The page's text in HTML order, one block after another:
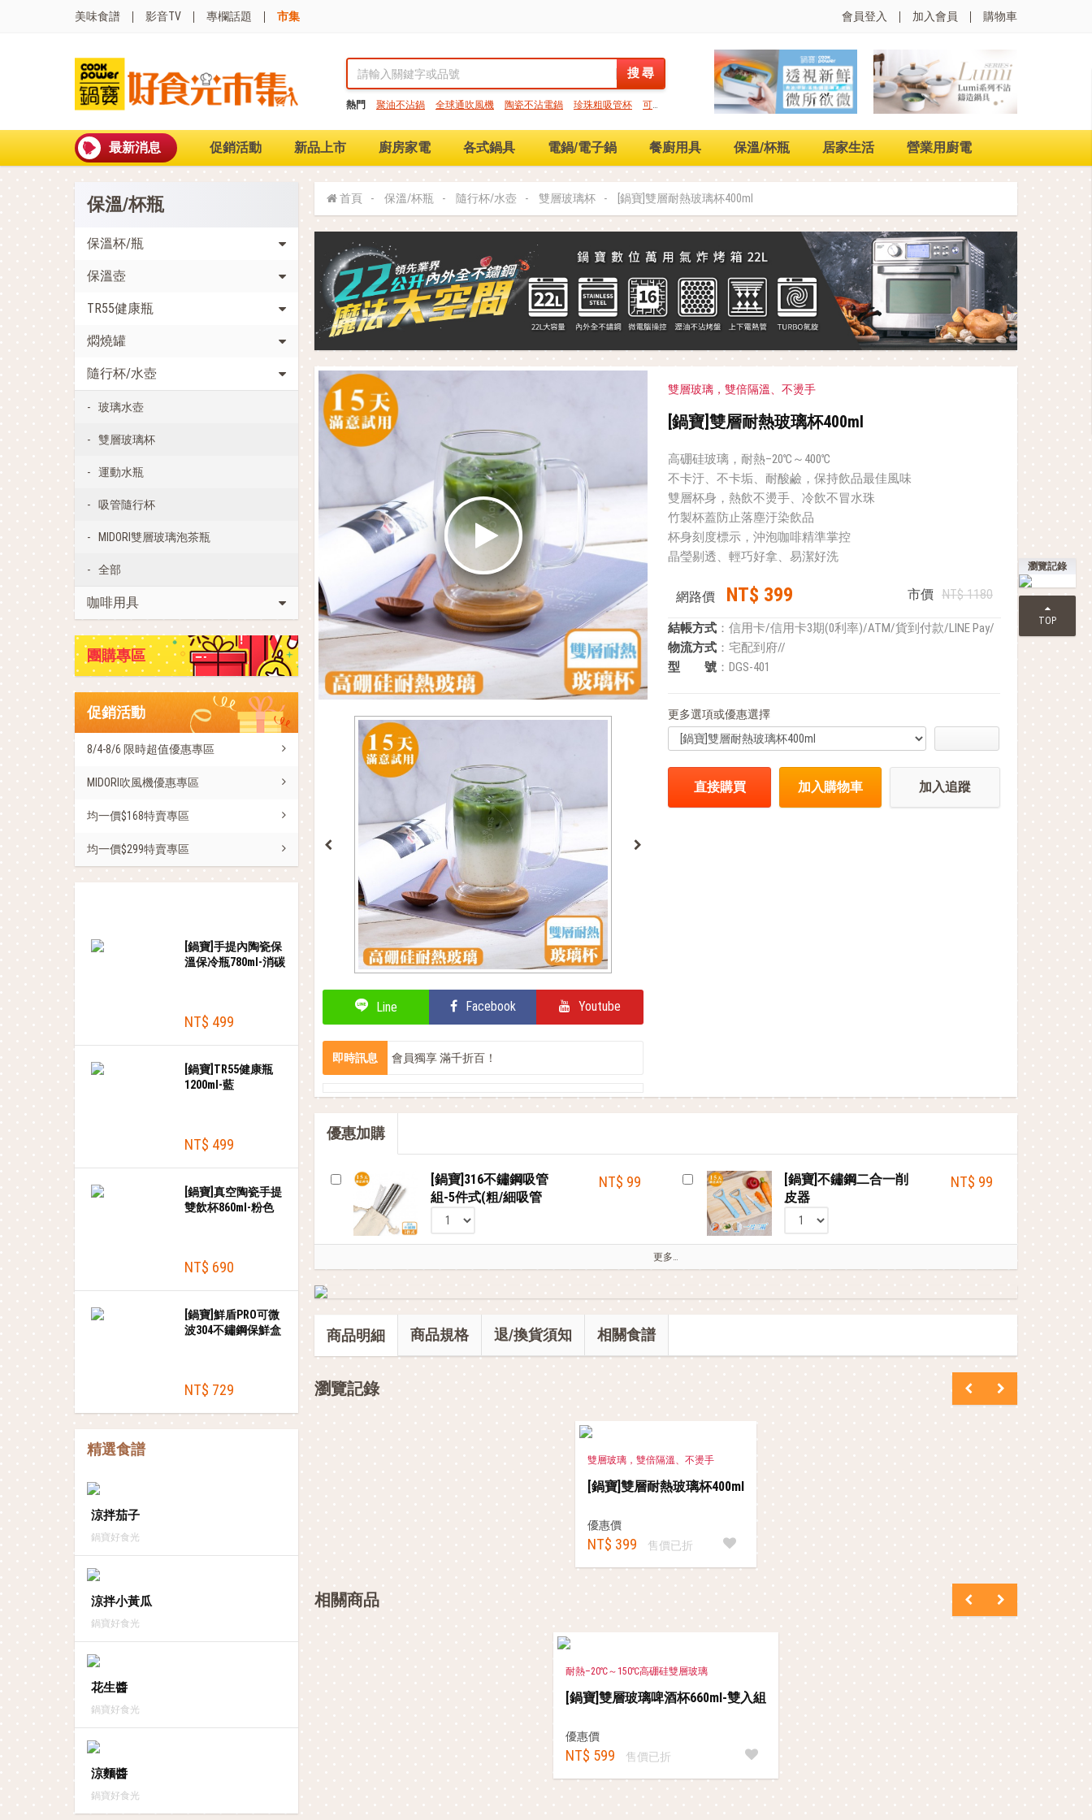
美味食譜 影音TV 專欄話題 市集 會員登入 加入會員 購物車
搜 尋
熱門 聚油不沾鍋 全球通吹風機 陶瓷不沾電鍋 珍珠粗吸管杯
可微
最新消息 促銷活動 新品上市 廚房家電 各式鍋具 電鍋/電子鍋 餐廚用具 保溫/杯瓶 居家生活 營業用廚電
保溫/杯瓶
保溫杯/瓶
保溫壺
TR55健康瓶
燜燒罐
隨行杯/水壺
玻璃水壺
雙層玻璃杯
運動水瓶
吸管隨行杯
MIDORI雙層玻璃泡茶瓶
全部
咖啡用具
團購專區
促銷活動
8/4-8/6 限時超值優惠專區
MIDORI吹風機優惠專區
均一價$168特賣專區
均一價$299特賣專區
[鍋寶]手提內陶瓷保
溫保冷瓶780ml-消碳
NT$ 499
[鍋寶]TR55健康瓶
1200ml-藍
NT$ 499
[鍋寶]真空陶瓷手提
雙飲杯860ml-粉色
NT$ 690
[鍋寶]鮮盾PRO可微
波304不鏽鋼保鮮盒
NT$ 729
精選食譜
涼拌茄子
鍋寶好食光
涼拌小黃瓜
鍋寶好食光
花生醬
鍋寶好食光
涼麵醬
鍋寶好食光
首頁 保溫/杯瓶 隨行杯/水壺 雙層玻璃杯 [鍋寶]雙層耐熱玻璃杯400ml
Line Facebook Youtube
即時訊息
會員獨享 滿千折百！
雙層玻璃，雙倍隔溫、不燙手
[鍋寶]雙層耐熱玻璃杯400ml
高硼硅玻璃，耐熱–20℃～400℃
不卡汙、不卡垢、耐酸鹼，保持飲品最佳風味
雙層杯身，熱飲不燙手、冷飲不冒水珠
竹製杯蓋防止落塵汙染飲品
杯身刻度標示，沖泡咖啡精準掌控
晶瑩剔透、輕巧好拿、易潔好洗
網路價 NT$ 399 市價 NT$ 1180
結帳方式 ：信用卡/信用卡3期(0利率)/ATM/貨到付款/LINE Pay/
物流方式 ：宅配到府//
型 號 ：DGS-401
更多選項或優惠選擇
直接購買 加入購物車 加入追蹤
優惠加購
[鍋寶]316不鏽鋼吸管
組-5件式(粗/細吸管
+清潔刷+封膜刀片+束
NT$ 99
[鍋寶]不鏽鋼二合一削
皮器
NT$ 99
更多…
商品明細 商品規格 退/換貨須知 相關食譜
瀏覽記錄
雙層玻璃，雙倍隔溫、不燙手
[鍋寶]雙層耐熱玻璃杯400ml
優惠價
NT$ 399 售價已折
相關商品
耐熱–20℃～150℃高硼硅雙層玻璃
[鍋寶]雙層玻璃啤酒杯660ml-雙入組
優惠價
NT$ 599 售價已折
瀏覽記錄
TOP
搜 尋